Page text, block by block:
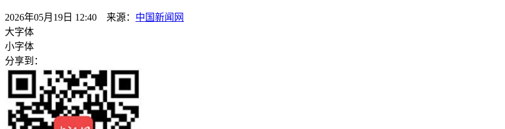
2026年05月19日 12:40 来源： 中国新闻网
大字体
小字体
分享到：